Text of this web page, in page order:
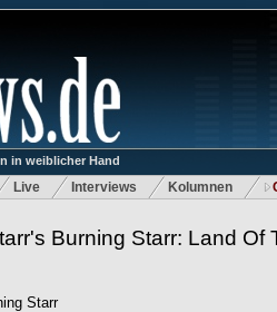
in weiblicher Hand
Live Interviews Kolumnen
Burning Starr: Land Of
Starr